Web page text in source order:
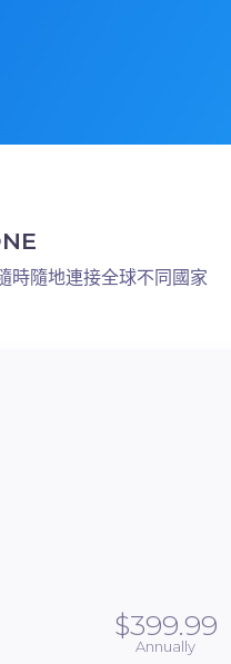
時隨地連接全球不同國家
$399.99
Annually